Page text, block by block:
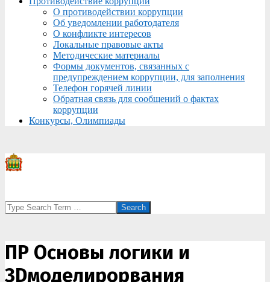
О противодействии коррупции
Об уведомлении работодателя
О конфликте интересов
Локальные правовые акты
Методические материалы
Формы документов, связанных с
предупреждением коррупции, для заполнения
Телефон горячей линии
Обратная связь для сообщений о фактах
коррупции
Конкурсы, Олимпиады
Search
ПР Основы логики и
3Dмоделирорвания